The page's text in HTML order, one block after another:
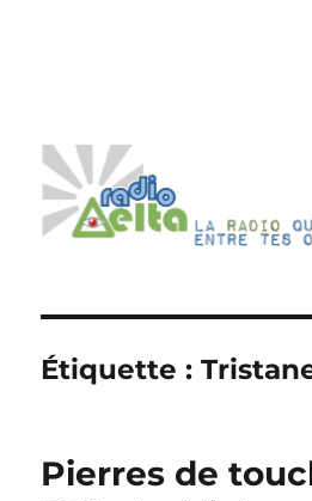
Étiquette :
Pierres de